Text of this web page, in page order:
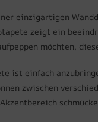
einzigartigen
zeigt ein
möchten,
ist einfach
zwischen